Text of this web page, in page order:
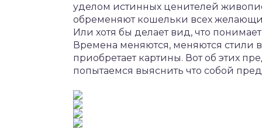
уделом истинных ценителей
обременяют кошельки всех
Или хотя бы делает вид, что
Времена меняются, меняются стили
приобретает картины. Вот об этих
попытаемся выяснить что собой